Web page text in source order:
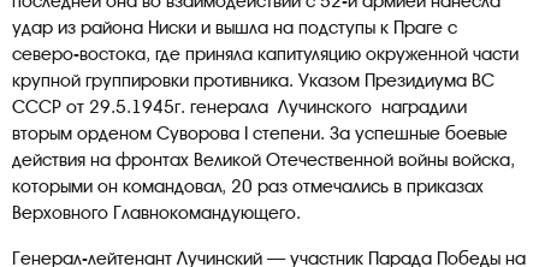
удар из района Ниски и вышла на подступы к Праге с
северо-востока, где приняла капитуляцию окруженной части
крупной группировки противника. Указом Президиума ВС
СССР от 29.5.1945г. генерала Лучинского наградили
вторым орденом Суворова I степени. За успешные боевые
действия на фронтах Великой Отечественной войны войска,
которыми он командовал, 20 раз отмечались в приказах
Верховного Главнокомандующего.
Генерал-лейтенант Лучинский — участник Парада Победы на